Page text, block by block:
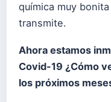
química muy
transmite.
Ahora estamos
Covid-19 ¿Cómo
los próximos